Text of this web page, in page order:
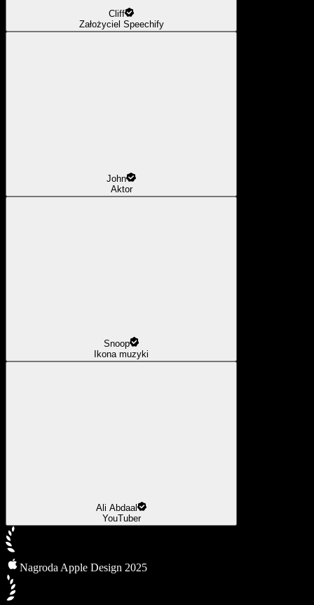
Cliff
Założyciel Speechify
John
Aktor
Snoop
Ikona muzyki
Ali Abdaal
YouTuber
Nagroda Apple Design 2025